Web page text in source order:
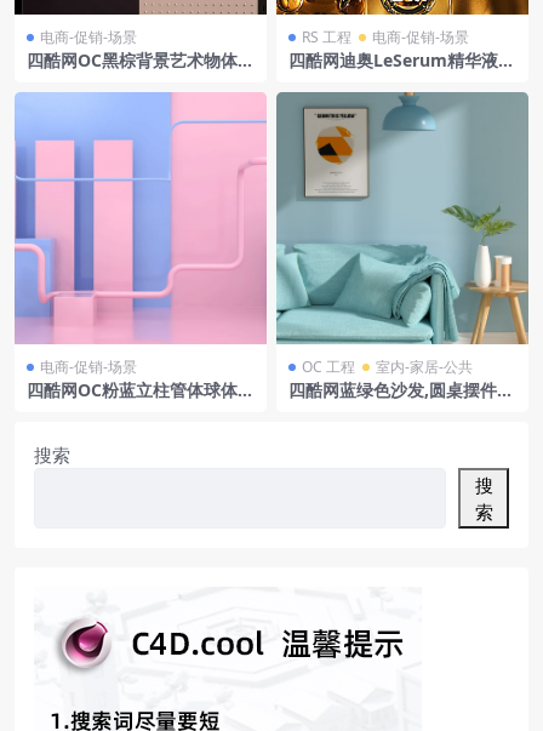
电商-促销-场景
四酷网OC黑棕背景艺术物体金
RS 工程 电商-促销-场景
四酷网迪奥LeSerum精华液及
电商-促销-场景
四酷网OC粉蓝立柱管体球体时
OC 工程 室内-家居-公共
四酷网蓝绿色沙发,圆桌摆件及
搜索
搜
索